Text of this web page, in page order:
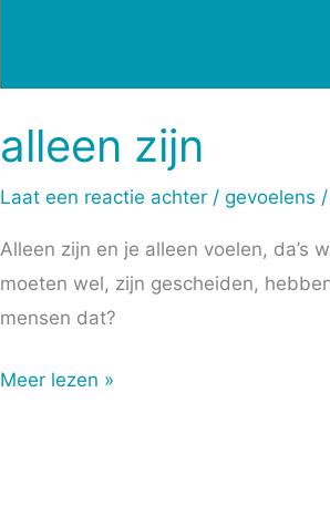
alleen zijn
Laat een reactie achter /gevoelens /
Alleen zijn en je alleen voelen, da’s
moeten wel, zijn gescheiden,
mensen dat?
Meer lezen »